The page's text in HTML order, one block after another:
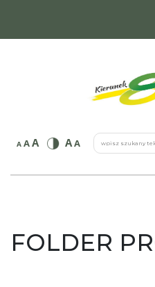
A AA AA wpisz
FOLDER